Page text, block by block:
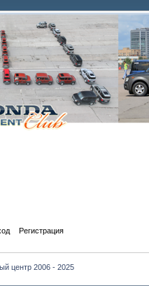
Регистрация
центр 2006 - 2025